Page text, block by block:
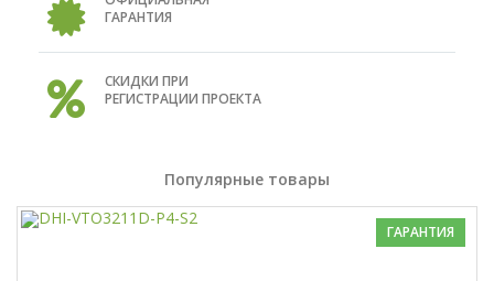
ГАРАНТИЯ
СКИДКИ ПРИ
РЕГИСТРАЦИИ ПРОЕКТА
Популярные товары
ГАРАНТИЯ